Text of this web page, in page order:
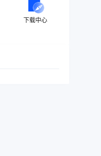
下载中心